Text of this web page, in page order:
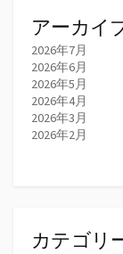
アーカイ
2026年7月
2026年6月
2026年5月
2026年4月
2026年3月
2026年2月
カテゴリ